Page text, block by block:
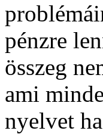
pénzre
összeg
ami
nyelvet